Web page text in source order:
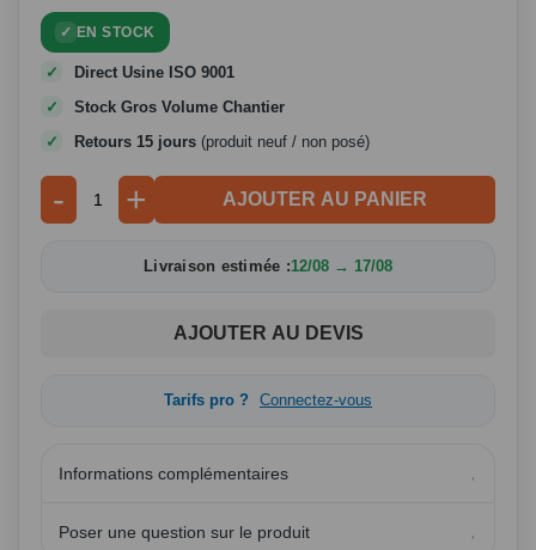
Galerie
d’images
EN STOCK
Direct Usine ISO 9001
Stock Gros Volume Chantier
Retours 15 jours (produit neuf / non posé)
- + AJOUTER AU PANIER
Livraison estimée :12/08 → 17/08
AJOUTER AU DEVIS
Tarifs pro ? Connectez-vous
Informations complémentaires
Poser une question sur le produit